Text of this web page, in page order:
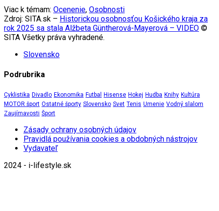
Viac k témam: Ocenenie, Osobnosti
Zdroj: SITA.sk – Historickou osobnosťou Košického kraja za
rok 2025 sa stala Alžbeta Güntherová-Mayerová – VIDEO ©
SITA Všetky práva vyhradené.
Slovensko
Podrubrika
Cyklistika Divadlo Ekonomika Futbal Hisense Hokej Hudba Knihy Kultúra
MOTOR šport Ostatné športy Slovensko Svet Tenis Umenie Vodný slalom
Zaujímavosti Šport
Zásady ochrany osobných údajov
Pravidlá používania cookies a obdobných nástrojov
Vydavateľ
2024 - i-lifestyle.sk